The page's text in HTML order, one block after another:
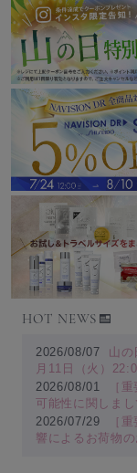
HOT NEWS
2026/08/07
山の
月11日（火）
2026/08/01
［
可能性に関しまし
2026/07/29
［
響によるお荷物